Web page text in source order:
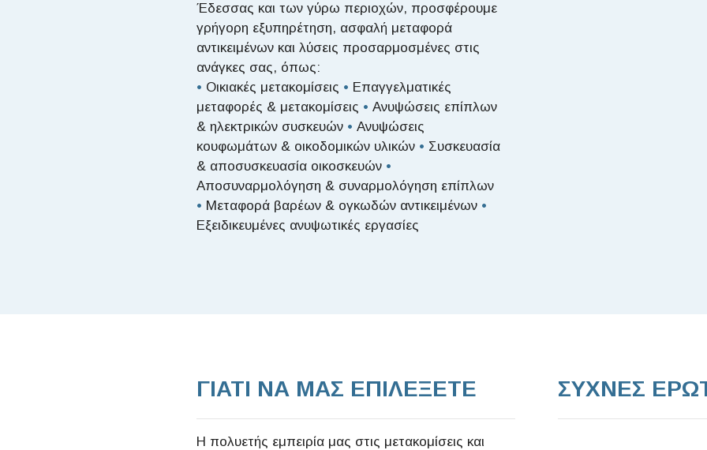
Έδεσσας και των γύρω περιοχών, προσφέρουμε
γρήγορη εξυπηρέτηση, ασφαλή μεταφορά
αντικειμένων και λύσεις προσαρμοσμένες στις
ανάγκες σας, όπως:
• Οικιακές μετακομίσεις • Επαγγελματικές
μεταφορές & μετακομίσεις • Ανυψώσεις επίπλων
& ηλεκτρικών συσκευών • Ανυψώσεις
κουφωμάτων & οικοδομικών υλικών • Συσκευασία
& αποσυσκευασία οικοσκευών •
Αποσυναρμολόγηση & συναρμολόγηση επίπλων
• Μεταφορά βαρέων & ογκωδών αντικειμένων •
Εξειδικευμένες ανυψωτικές εργασίες
ΓΙΑΤΙ ΝΑ ΜΑΣ ΕΠΙΛΕΞΕΤΕ
Η πολυετής εμπειρία μας στις μετακομίσεις και
ΣΥΧΝΕΣ